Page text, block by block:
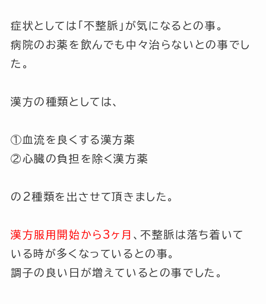
症状としては 「不整脈」 が気になるとの事。
病院のお薬を飲んでも中々治らないとの事でし
た。
漢方の種類としては、
①血流を良くする漢方薬
②心臓の負担を除く漢方薬
の2種類を出させて頂きました。
漢方服用開始から3ヶ月 、不整脈は落ち着いて
いる時が多くなっているとの事。
調子の良い日が増えているとの事でした。